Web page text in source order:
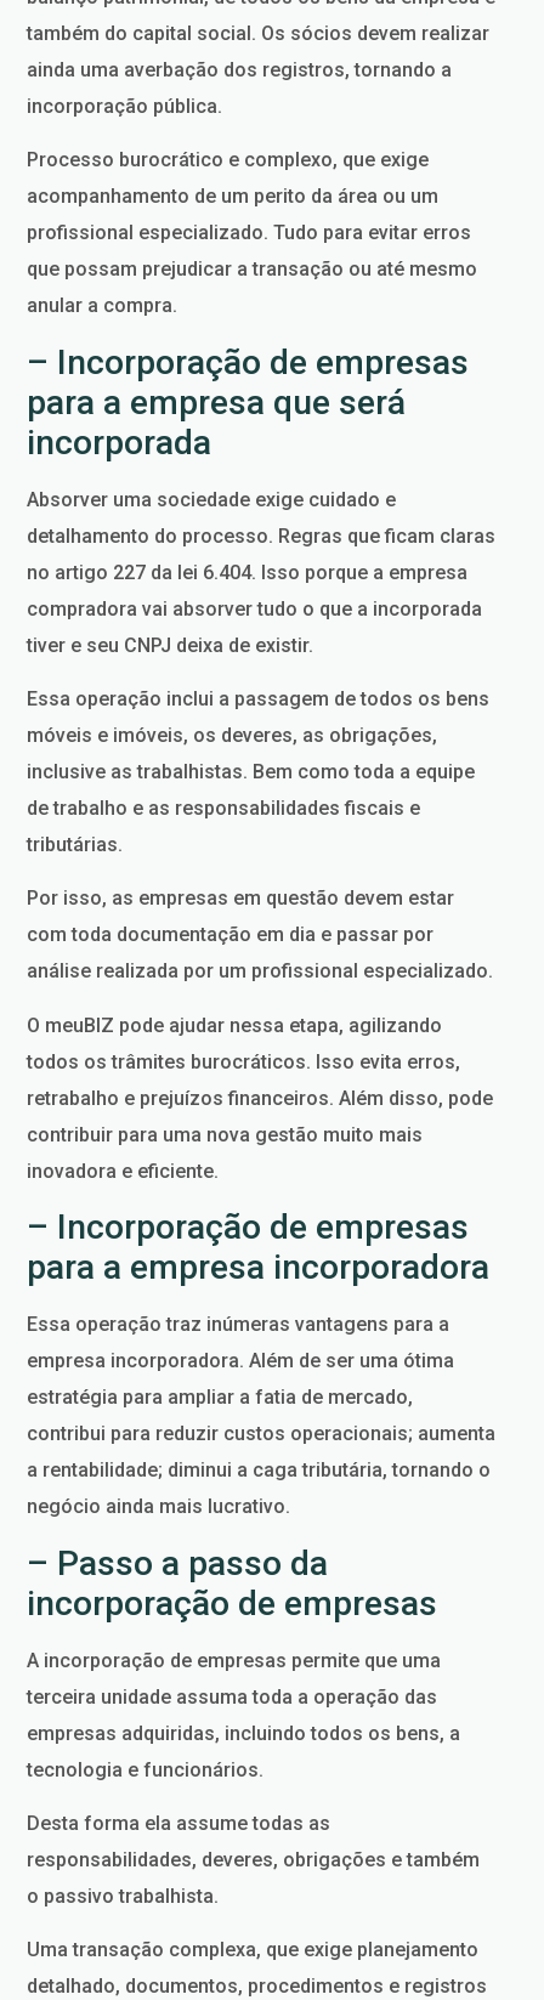
também do capital social. Os sócios devem realizar
ainda uma averbação dos registros, tornando a
incorporação pública.
Processo burocrático e complexo, que exige
acompanhamento de um perito da área ou um
profissional especializado. Tudo para evitar erros
que possam prejudicar a transação ou até mesmo
anular a compra.
– Incorporação de empresas
para a empresa que será
incorporada
Absorver uma sociedade exige cuidado e
detalhamento do processo. Regras que ficam claras
no artigo 227 da lei 6.404. Isso porque a empresa
compradora vai absorver tudo o que a incorporada
tiver e seu CNPJ deixa de existir.
Essa operação inclui a passagem de todos os bens
móveis e imóveis, os deveres, as obrigações,
inclusive as trabalhistas. Bem como toda a equipe
de trabalho e as responsabilidades fiscais e
tributárias.
Por isso, as empresas em questão devem estar
com toda documentação em dia e passar por
análise realizada por um profissional especializado.
O meuBIZ pode ajudar nessa etapa, agilizando
todos os trâmites burocráticos. Isso evita erros,
retrabalho e prejuízos financeiros. Além disso, pode
contribuir para uma nova gestão muito mais
inovadora e eficiente.
– Incorporação de empresas
para a empresa incorporadora
Essa operação traz inúmeras vantagens para a
empresa incorporadora. Além de ser uma ótima
estratégia para ampliar a fatia de mercado,
contribui para reduzir custos operacionais; aumenta
a rentabilidade; diminui a caga tributária, tornando o
negócio ainda mais lucrativo.
– Passo a passo da
incorporação de empresas
A incorporação de empresas permite que uma
terceira unidade assuma toda a operação das
empresas adquiridas, incluindo todos os bens, a
tecnologia e funcionários.
Desta forma ela assume todas as
responsabilidades, deveres, obrigações e também
o passivo trabalhista.
Uma transação complexa, que exige planejamento
detalhado, documentos, procedimentos e registros